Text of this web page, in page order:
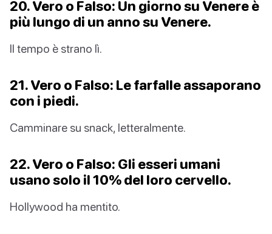
20. Vero o Falso: Un giorno su Venere è
più lungo di un anno su Venere.
Il tempo è strano lì.
21. Vero o Falso: Le farfalle assaporano
con i piedi.
Camminare su snack, letteralmente.
22. Vero o Falso: Gli esseri umani
usano solo il 10% del loro cervello.
Hollywood ha mentito.